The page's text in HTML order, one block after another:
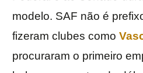
modelo. SAF não é
fizeram clubes como
procuraram o primeiro